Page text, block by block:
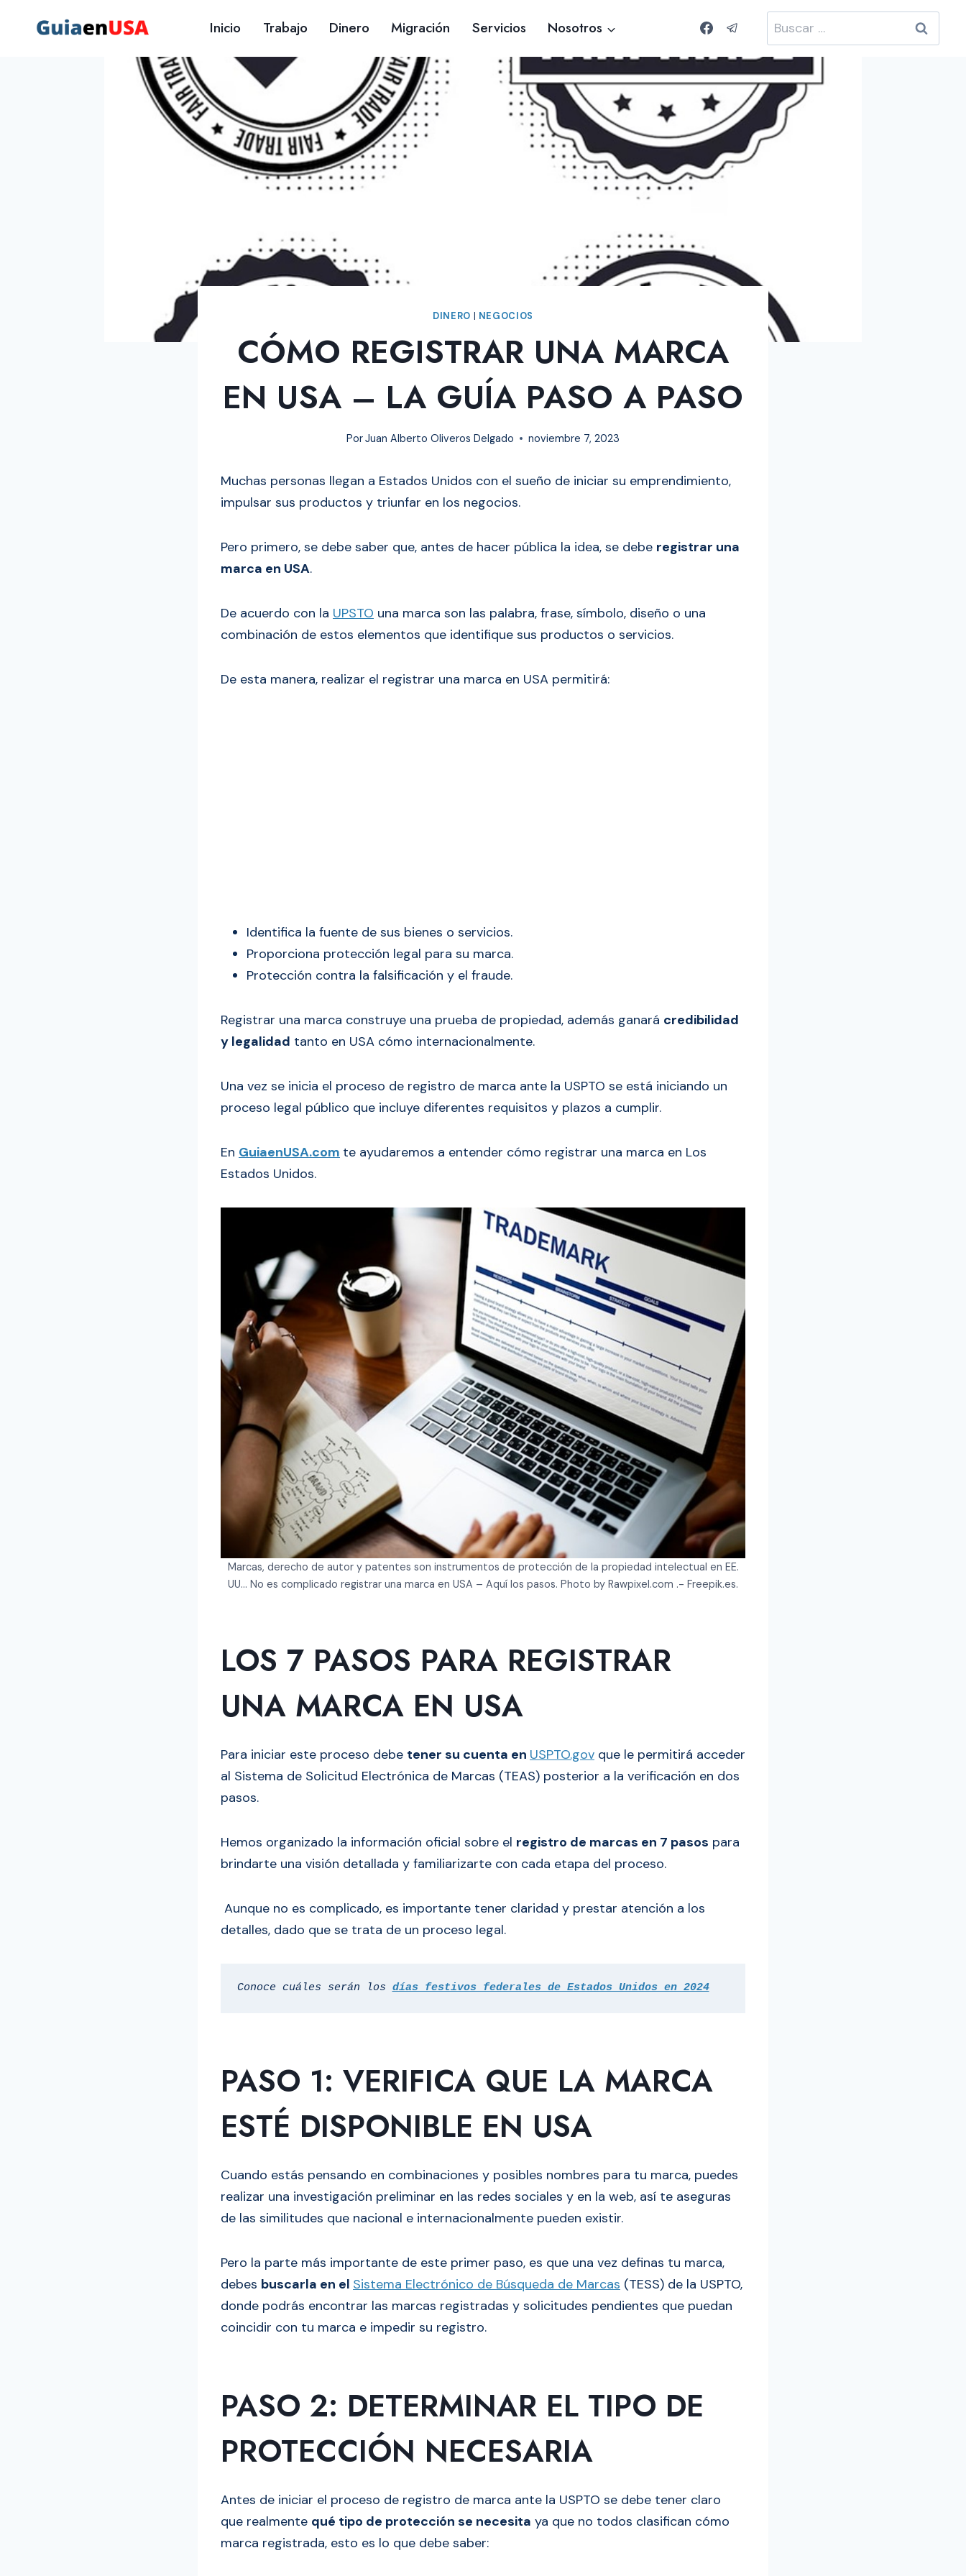
Inicio Trabajo Dinero Migración Servicios Nosotros Buscar:
DINERO NEGOCIOS
CÓMO REGISTRAR UNA MARCA
EN USA – LA GUÍA PASO A PASO
PorJuan Alberto Oliveros Delgado noviembre 7, 2023
Muchas personas llegan a Estados Unidos con el sueño de iniciar su emprendimiento,
impulsar sus productos y triunfar en los negocios.
Pero primero, se debe saber que, antes de hacer pública la idea, se debe registrar una
marca en USA.
De acuerdo con la UPSTO una marca son las palabra, frase, símbolo, diseño o una
combinación de estos elementos que identifique sus productos o servicios.
De esta manera, realizar el registrar una marca en USA permitirá:
Identifica la fuente de sus bienes o servicios.
Proporciona protección legal para su marca.
Protección contra la falsificación y el fraude.
Registrar una marca construye una prueba de propiedad, además ganará credibilidad
y legalidad tanto en USA cómo internacionalmente.
Una vez se inicia el proceso de registro de marca ante la USPTO se está iniciando un
proceso legal público que incluye diferentes requisitos y plazos a cumplir.
En GuiaenUSA.com te ayudaremos a entender cómo registrar una marca en Los
Estados Unidos.
Marcas, derecho de autor y patentes son instrumentos de protección de la propiedad intelectual en EE.
UU… No es complicado registrar una marca en USA – Aquí los pasos. Photo by Rawpixel.com .- Freepik.es.
LOS 7 PASOS PARA REGISTRAR
UNA MARCA EN USA
Para iniciar este proceso debe tener su cuenta en USPTO.gov que le permitirá acceder
al Sistema de Solicitud Electrónica de Marcas (TEAS) posterior a la verificación en dos
pasos.
Hemos organizado la información oficial sobre el registro de marcas en 7 pasos para
brindarte una visión detallada y familiarizarte con cada etapa del proceso.
Aunque no es complicado, es importante tener claridad y prestar atención a los
detalles, dado que se trata de un proceso legal.
Conoce cuáles serán los días festivos federales de Estados Unidos en 2024
PASO 1: VERIFICA QUE LA MARCA
ESTÉ DISPONIBLE EN USA
Cuando estás pensando en combinaciones y posibles nombres para tu marca, puedes
realizar una investigación preliminar en las redes sociales y en la web, así te aseguras
de las similitudes que nacional e internacionalmente pueden existir.
Pero la parte más importante de este primer paso, es que una vez definas tu marca,
debes buscarla en el Sistema Electrónico de Búsqueda de Marcas (TESS) de la USPTO,
donde podrás encontrar las marcas registradas y solicitudes pendientes que puedan
coincidir con tu marca e impedir su registro.
PASO 2: DETERMINAR EL TIPO DE
PROTECCIÓN NECESARIA
Antes de iniciar el proceso de registro de marca ante la USPTO se debe tener claro
que realmente qué tipo de protección se necesita ya que no todos clasifican cómo
marca registrada, esto es lo que debe saber: